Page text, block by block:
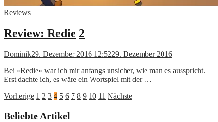
Reviews
Review: Redie 2
Dominik29. Dezember 2016 12:5229. Dezember 2016
Bei »Redie« war ich mir anfangs unsicher, wie man es ausspricht.
Erst dachte ich, es wäre ein Wortspiel mit der …
Seitennummerierung
der
Vorherige 1 2 3 4 5 6 7 8 9 10 11 Nächste
Beliebte Artikel